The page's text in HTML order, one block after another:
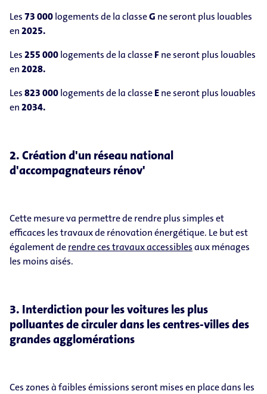
Les73 000logements de la classeG ne seront plus louables
en2025.
Les255 000logements de la classeF ne seront plus louables
en2028.
Les823 000logements de la classeEne seront plus louables
en2034.
2. Création d'un réseau national
d'accompagnateurs rénov'
Cette mesure va permettre de rendre plus simples et
efficaces les travaux de rénovation énergétique. Le but est
également derendre ces travaux accessiblesaux ménages
les moins aisés.
3. Interdiction pour les voitures les plus
polluantes de circuler dans les centres-villes des
grandes agglomérations
Ces zones à faibles émissions seront mises en place dans les